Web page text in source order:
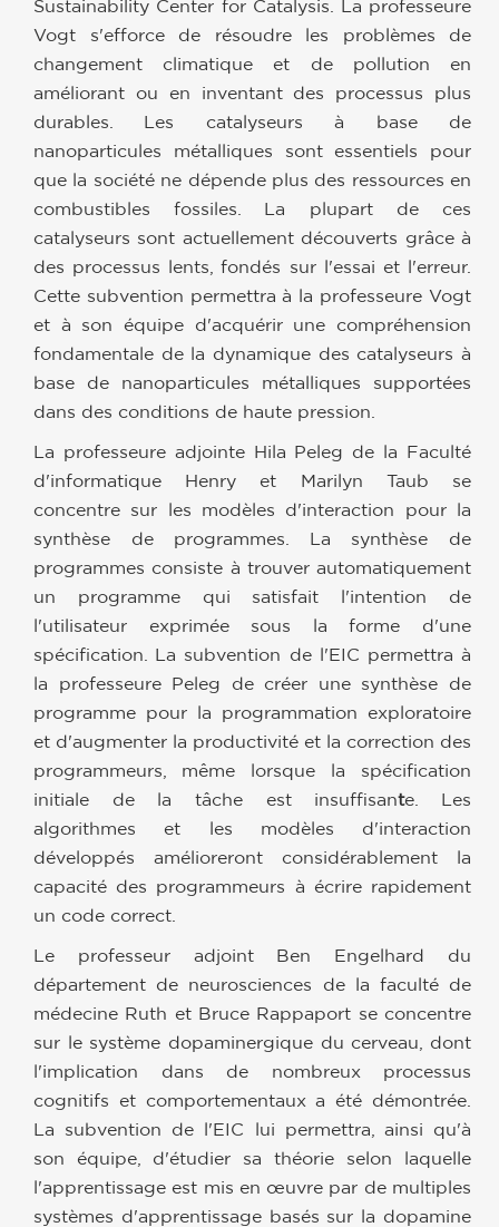
Sustainability Center for Catalysis. La professeure
Vogt s'efforce de résoudre les problèmes de
changement climatique et de pollution en
améliorant ou en inventant des processus plus
durables. Les catalyseurs à base de
nanoparticules métalliques sont essentiels pour
que la société ne dépende plus des ressources en
combustibles fossiles. La plupart de ces
catalyseurs sont actuellement découverts grâce à
des processus lents, fondés sur l'essai et l'erreur.
Cette subvention permettra à la professeure Vogt
et à son équipe d'acquérir une compréhension
fondamentale de la dynamique des catalyseurs à
base de nanoparticules métalliques supportées
dans des conditions de haute pression.
La professeure adjointe Hila Peleg de la Faculté
d'informatique Henry et Marilyn Taub se
concentre sur les modèles d'interaction pour la
synthèse de programmes. La synthèse de
programmes consiste à trouver automatiquement
un programme qui satisfait l'intention de
l'utilisateur exprimée sous la forme d'une
spéciﬁcation. La subvention de l'EIC permettra à
la professeure Peleg de créer une synthèse de
programme pour la programmation exploratoire
et d'augmenter la productivité et la correction des
programmeurs, même lorsque la spécification
initiale de la tâche est insuffisante. Les
algorithmes et les modèles d'interaction
développés amélioreront considérablement la
capacité des programmeurs à écrire rapidement
un code correct.
Le professeur adjoint Ben Engelhard du
département de neurosciences de la faculté de
médecine Ruth et Bruce Rappaport se concentre
sur le système dopaminergique du cerveau, dont
l'implication dans de nombreux processus
cognitifs et comportementaux a été démontrée.
La subvention de l'EIC lui permettra, ainsi qu'à
son équipe, d'étudier sa théorie selon laquelle
l'apprentissage est mis en œuvre par de multiples
systèmes d'apprentissage basés sur la dopamine